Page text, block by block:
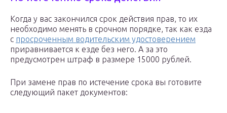
Когда у вас закончился срок действия прав, то их
необходимо менять в срочном порядке, так как езда
с просроченным водительским удостоверением
приравнивается к езде без него. А за это
предусмотрен штраф в размере 15000 рублей.
При замене прав по истечение срока вы готовите
следующий пакет документов: